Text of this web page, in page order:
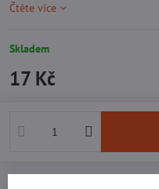
Čtěte více
Skladem
17 Kč